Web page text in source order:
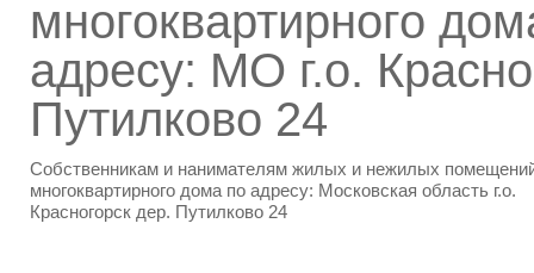
многоквартирного
адресу: МО г.о.
Путилково 24
Собственникам и нанимателям жилых и нежилых
многоквартирного дома по адресу: Московская область г.о.
Красногорск дер. Путилково 24